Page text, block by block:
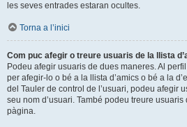
les seves entrades estaran ocultes.
Torna a l’inici
Com puc afegir o treure usuaris de la llista
Podeu afegir usuaris de dues maneres. Al
per afegir-lo o bé a la llista d’amics o bé a la
del Tauler de control de l’usuari, podeu afegir
seu nom d’usuari. També podeu treure
pàgina.